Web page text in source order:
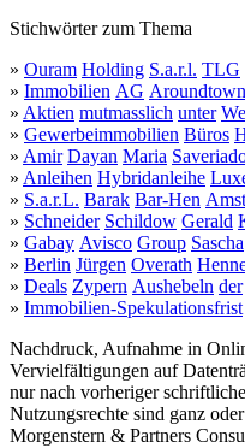
Stichwörter zum Thema
» Ouram Holding S.a.r.l. TLG
» Immobilien AG Aroundtown
» Aktien mutmasslich unter
» Gewerbeimmobilien Büros
» Amir Dayan Maria
» Anleihen Hybridanleihe
» S.a.r.L. Barak Bar-Hen
» Schneider Schildow Gerald
» Gabay Avisco Group Sascha
» Berlin Jürgen Overath
» Deals Zypern Aushebeln der
» Immobilien-Spekulationsfrist
Nachdruck, Aufnahme in
Vervielfältigungen auf
nur nach vorheriger
Nutzungsrechte sind ganz
Morgenstern & Partners